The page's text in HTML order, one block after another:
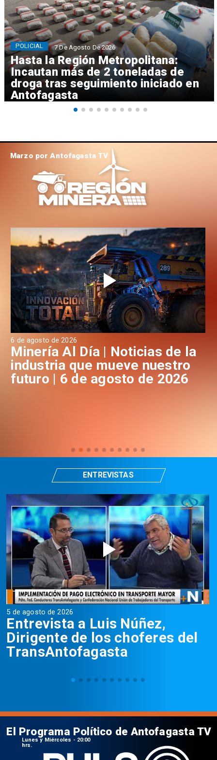
Hasta la Región Metropolitana:
Incautan más de 2 toneladas de
droga tras seguimiento iniciado en
Antofagasta
POLICIAL 7 De Agosto De 2026
6 de agosto de 2026
Minería Al Día | Noticias de la
industria que mueve nuestro
futuro | 6 de agosto de 2026
Marzo por Antofagasta TV
5 de agosto de 2026
Entrevista a Luis Núñez,
Dirigente de los choferes del
TransAntofagasta
ENTREVISTAS
El Programa Político de Antofagasta TV
Lunes y Miércoles - 20:00
hrs.